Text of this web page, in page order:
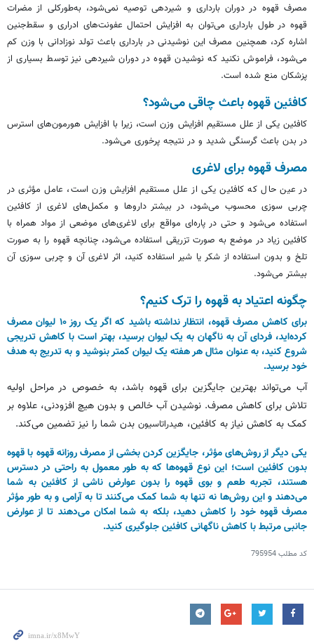
مصرف قهوه در دوران بارداری و شیردهی توصیه نمی‌شود، به‌طورکلی از مضرات
قهوه در طول بارداری می‌توان به افزایش احتمال عفونت‌های ادراری و سقط‌جنین
اشاره کرد، همچنین مصرف این نوشیدنی در بارداری باعث تولد نوزادانی با وزن کم
می‌شود، فراموش نکنید که نوشیدن قهوه در دوران شیردهی نیز توسط بسیاری از
پزشکان منع شده است.
کافئین قهوه باعث چاقی می‌شود؟
کافئین یکی از علل مستقیم افزایش وزن است، زیرا با افزایش هورمون‌های استرس
در بدن باعث گرسنگی شدید و در نتیجه پرخوری می‌شود.
مصرف قهوه برای لاغری
در عین حال که کافئین یکی از علل مستقیم افزایش وزن است، عامل مؤثری در
چربی سوزی محسوب می‌شود، در بیشتر داروها و مکمل‌های لاغری از کافئین
استفاده می‌شود و حتی در پاره‌ای مواقع برای لاغری‌های موضعی از مواد همراه با
کافئین زیاد در موضع به صورت تزریقی استفاده می‌شود، چنانچه قهوه را به صورت
تلخ و بدون استفاده از شکر یا شیر استفاده کنید، اثر لاغری آن و چربی سوزی آن
بیشتر می‌شود.
چگونه اعتیاد به قهوه را ترک کنیم؟
برای کاهش مصرف قهوه، انتظار نداشته باشید که اگر یک روز ۱۰ لیوان مصرف
کرده‌اید، فردای آن به ناگهان به یک لیوان برسید، بهتر است با کاهش تدریجی
شروع کنید، به عنوان مثال هر هفته یک لیوان کمتر بنوشید و به تدریج به هدف
خود برسید.
آب می‌تواند بهترین جایگزین برای قهوه باشد، به خصوص در مراحل اولیه
تلاش برای کاهش مصرف. نوشیدن آب خالص و بدون هیچ افزودنی، علاوه بر
کمک به کاهش نیاز به کافئین، هیدراتاسیون بدن شما را نیز تضمین می‌کند.
یکی دیگر از روش‌هایمؤثر، جایگزین کردن بخشی از مصرف روزانه قهوه با قهوه
بدون کافئین است؛ این نوع قهوه‌ها که به طور معمول به راحتی در دسترس
هستند، تجربه طعم و بوی قهوه را بدون عوارض ناشی از کافئین به شما
می‌دهند واین روش‌ها نه تنها به شما کمک می‌کنند تا به آرامی و به طورمؤثر
مصرف قهوه خود را کاهش دهید، بلکه به شما امکان می‌دهند تا از عوارض
جانبی مرتبط با کاهش ناگهانی کافئین جلوگیری کنید.
کد مطلب795954